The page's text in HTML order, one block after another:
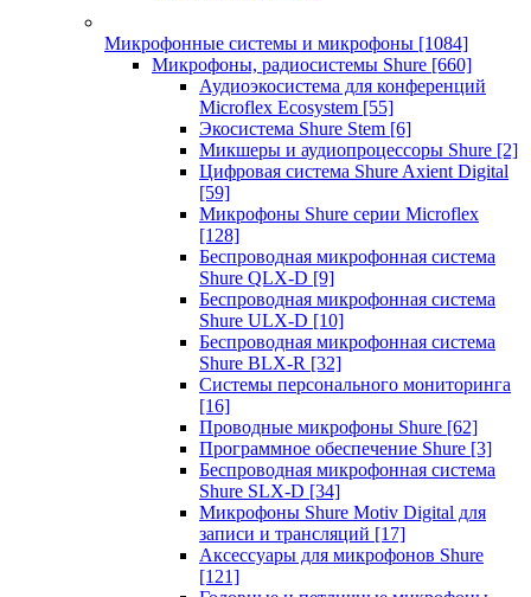
Микрофонные системы и микрофоны [1084]
Микрофоны, радиосистемы Shure [660]
Аудиоэкосистема для конференций
Microflex Ecosystem [55]
Экосистема Shure Stem [6]
Микшеры и аудиопроцессоры Shure [2]
Цифровая система Shure Axient Digital
[59]
Микрофоны Shure серии Microflex
[128]
Беспроводная микрофонная система
Shure QLX-D [9]
Беспроводная микрофонная система
Shure ULX-D [10]
Беспроводная микрофонная система
Shure BLX-R [32]
Системы персонального мониторинга
[16]
Проводные микрофоны Shure [62]
Программное обеспечение Shure [3]
Беспроводная микрофонная система
Shure SLX-D [34]
Микрофоны Shure Motiv Digital для
записи и трансляций [17]
Аксессуары для микрофонов Shure
[121]